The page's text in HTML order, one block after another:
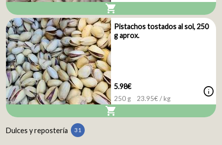
shopping_cart
Pistachos tostados al sol, 250
g aprox.
5.98€
250 g 23.95€ / kg info
shopping_cart
Dulces y repostería 31